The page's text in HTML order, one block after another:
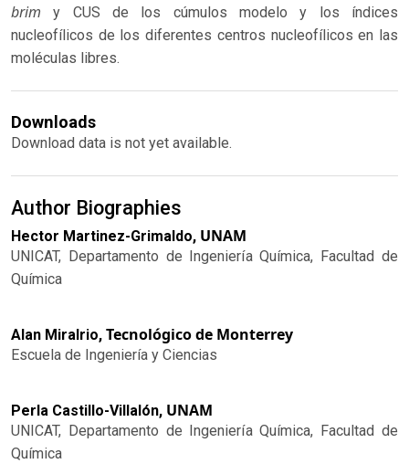
brim y CUS de los cúmulos modelo y los índices
nucleofílicos de los diferentes centros nucleofílicos en las
moléculas libres.
Downloads
Download data is not yet available.
Author Biographies
Hector Martinez-Grimaldo, UNAM
UNICAT, Departamento de Ingeniería Química, Facultad de
Química
Alan Miralrio, Tecnológico de Monterrey
Escuela de Ingeniería y Ciencias
Perla Castillo-Villalón, UNAM
UNICAT, Departamento de Ingeniería Química, Facultad de
Química